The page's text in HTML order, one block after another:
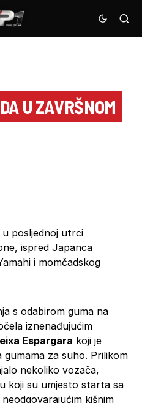
U ZAVRŠNOM
u posljednoj utrci
ispred Japanca
i momčadskog
s odabirom guma na
iznenađujućim
Espargara koji je
za suho. Prilikom
nekoliko vozača,
koji su umjesto starta sa
kišnim